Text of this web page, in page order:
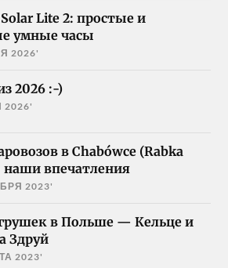
Solar Lite 2: простые и
умные часы
2026'
2026 :-)
в Chabówce (Rabka
впечатления
2023'
в Польше — Кельце и
Здруй
2023'